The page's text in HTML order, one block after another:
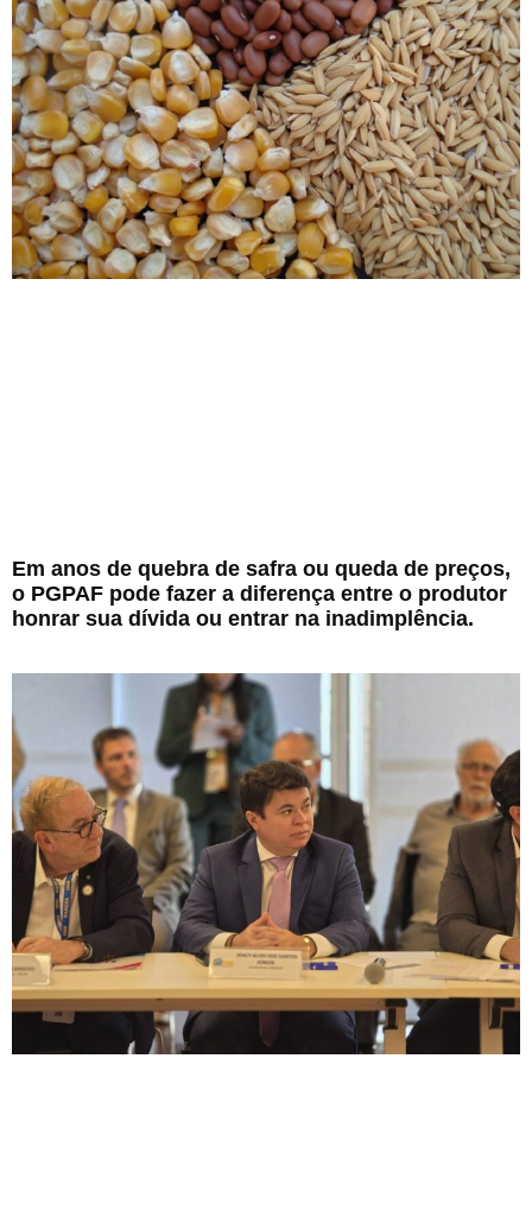
Em anos de quebra de safra ou queda de preços,
o PGPAF pode fazer a diferença entre o produtor
honrar sua dívida ou entrar na inadimplência.